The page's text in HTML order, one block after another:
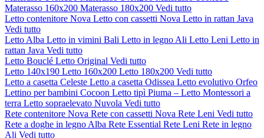
Materasso 160x200 Materasso 180x200 Vedi tutto
Letto contenitore Nova Letto con cassetti Nova Letto in rattan Java
Vedi tutto
Letto Alba Letto in vimini Bali Letto in legno Ali Letto Leni Letto in
rattan Java Vedi tutto
Letto Bouclé Letto Original Vedi tutto
Letto 140x190 Letto 160x200 Letto 180x200 Vedi tutto
Letto a casetta Celeste Letto a casetta Odissea Letto evolutivo Orfeo
Lettino per bambini Cocoon Letto tipì Piuma – Letto Montessori a
terra Letto sopraelevato Nuvola Vedi tutto
Rete contenitore Nova Rete con cassetti Nova Rete Leni Vedi tutto
Rete a doghe in legno Alba Rete Essential Rete Leni Rete in legno
Ali Vedi tutto